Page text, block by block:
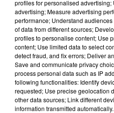
Patience, ça arrive !
Musique
7 août 2026
Julien Lieb
dans son
profiles for personalised
advertising; Measure advertising
performance; Understand
of data from different sources;
profiles to personalise content; Use
content; Use limited data to select
detect fraud, and fix errors; Deliver
Save and communicate privacy
process personal data such as IP
following functionalities: Identify
requested; Use precise geolocation
other data sources; Link different
information transmitted automatically.